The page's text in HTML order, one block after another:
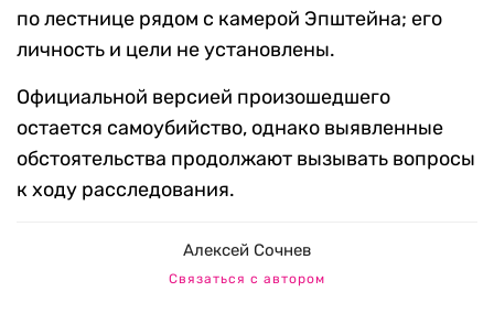
по лестнице рядом с камерой Эпштейна; его
личность и цели не установлены.
Официальной версией произошедшего
остается самоубийство, однако выявленные
обстоятельства продолжают вызывать вопросы
к ходу расследования.
Алексей Сочнев
Связаться с автором